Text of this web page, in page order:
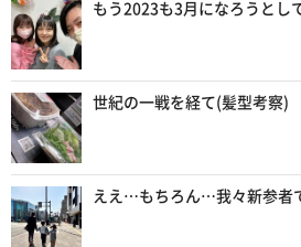
もう2023も3月になろうとし
世紀の一戦を経て(髪型考察)
ええ…もちろん…我々新参者